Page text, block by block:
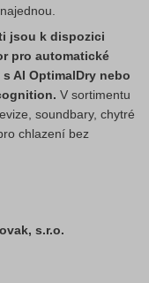
jsou k dispozici
pro automatické
AI OptimalDry nebo
V sortimentu
soundbary, chytré
chlazení bez
s.r.o.